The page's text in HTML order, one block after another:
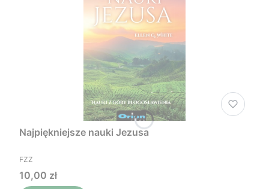
Najpiękniejsze nauki Jezusa
PRODUCENT
FZZ
Cena
10,00 zł